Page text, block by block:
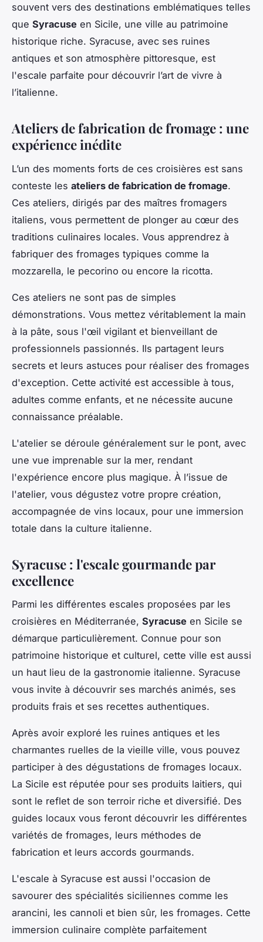
souvent vers des destinations emblématiques telles
que Syracuse en Sicile, une ville au patrimoine
historique riche. Syracuse, avec ses ruines
antiques et son atmosphère pittoresque, est
l'escale parfaite pour découvrir l’art de vivre à
l’italienne.
Ateliers de fabrication de fromage : une
expérience inédite
L’un des moments forts de ces croisières est sans
conteste les ateliers de fabrication de fromage.
Ces ateliers, dirigés par des maîtres fromagers
italiens, vous permettent de plonger au cœur des
traditions culinaires locales. Vous apprendrez à
fabriquer des fromages typiques comme la
mozzarella, le pecorino ou encore la ricotta.
Ces ateliers ne sont pas de simples
démonstrations. Vous mettez véritablement la main
à la pâte, sous l'œil vigilant et bienveillant de
professionnels passionnés. Ils partagent leurs
secrets et leurs astuces pour réaliser des fromages
d'exception. Cette activité est accessible à tous,
adultes comme enfants, et ne nécessite aucune
connaissance préalable.
L'atelier se déroule généralement sur le pont, avec
une vue imprenable sur la mer, rendant
l'expérience encore plus magique. À l’issue de
l'atelier, vous dégustez votre propre création,
accompagnée de vins locaux, pour une immersion
totale dans la culture italienne.
Syracuse : l'escale gourmande par
excellence
Parmi les différentes escales proposées par les
croisières en Méditerranée, Syracuse en Sicile se
démarque particulièrement. Connue pour son
patrimoine historique et culturel, cette ville est aussi
un haut lieu de la gastronomie italienne. Syracuse
vous invite à découvrir ses marchés animés, ses
produits frais et ses recettes authentiques.
Après avoir exploré les ruines antiques et les
charmantes ruelles de la vieille ville, vous pouvez
participer à des dégustations de fromages locaux.
La Sicile est réputée pour ses produits laitiers, qui
sont le reflet de son terroir riche et diversifié. Des
guides locaux vous feront découvrir les différentes
variétés de fromages, leurs méthodes de
fabrication et leurs accords gourmands.
L'escale à Syracuse est aussi l'occasion de
savourer des spécialités siciliennes comme les
arancini, les cannoli et bien sûr, les fromages. Cette
immersion culinaire complète parfaitement